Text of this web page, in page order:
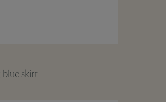
blue skirt